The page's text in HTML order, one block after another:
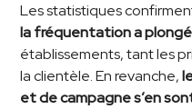
Les statistiques
la fréquentation a plongé
établissements, tant les
la clientèle. En revanche,
et de campagne s’en